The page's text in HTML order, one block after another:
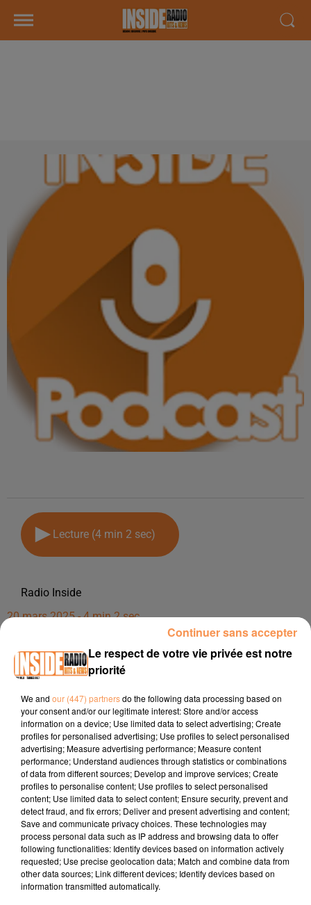
Lecture (4 min 2 sec)
Radio Inside
20 mars 2025 - 4 min 2 sec
INTERVIEW DE LAURIE PERET " À BIENTÔT QUELQUE PART" SUR
RADIO INSIDE
Facebook : Laurie Peret
Insta :@laurieperet
Tiktok :@peretlaurie
TITRES DIFFUSÉS
Le respect de votre vie privée est notre
priorité
We and our (447) partnersdo the following data processing based on
your consent and/or our legitimate interest: Store and/or access
information on a device; Use limited data to select advertising; Create
profiles for personalised advertising; Use profiles to select personalised
advertising; Measure advertising performance; Measure content
performance; Understand audiences through statistics or combinations
of data from different sources; Develop and improve services; Create
profiles to personalise content; Use profiles to select personalised
content; Use limited data to select content; Ensure security, prevent and
detect fraud, and fix errors; Deliver and present advertising and content;
Save and communicate privacy choices. These technologies may
process personal data such as IP address and browsing data to offer
following functionalities: Identify devices based on information actively
requested; Use precise geolocation data; Match and combine data from
other data sources; Link different devices; Identify devices based on
information transmitted automatically.
Continuer sans accepter